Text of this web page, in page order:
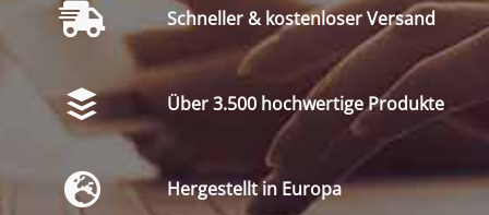
Schneller & kostenloser Versand
Über 3.500 hochwertige Produkte
Hergestellt in Europa